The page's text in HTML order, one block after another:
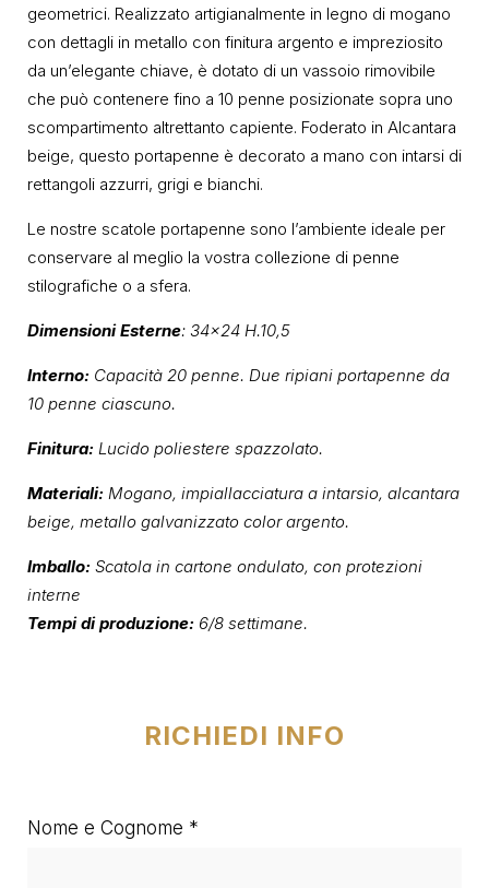
geometrici. Realizzato artigianalmente in legno di mogano
con dettagli in metallo con finitura argento e impreziosito
da un’elegante chiave, è dotato di un vassoio rimovibile
che può contenere fino a 10 penne posizionate sopra uno
scompartimento altrettanto capiente. Foderato in Alcantara
beige, questo portapenne è decorato a mano con intarsi di
rettangoli azzurri, grigi e bianchi.
Le nostre scatole portapenne sono l’ambiente ideale per
conservare al meglio la vostra collezione di penne
stilografiche o a sfera.
Dimensioni Esterne: 34×24 H.10,5
Interno: Capacità 20 penne. Due ripiani portapenne da
10 penne ciascuno.
Finitura: Lucido poliestere spazzolato.
Materiali: Mogano, impiallacciatura a intarsio, alcantara
beige, metallo galvanizzato color argento.
Imballo: Scatola in cartone ondulato, con protezioni
interne
Tempi di produzione: 6/8 settimane.
RICHIEDI INFO
Nome e Cognome